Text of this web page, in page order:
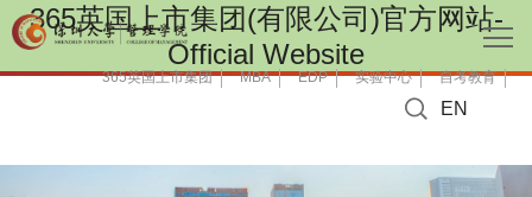
365英国上市集团(有限公司)官方网站-
Official Website
EN
365英国上市集团 MBA EDP 实验中心 自考教育